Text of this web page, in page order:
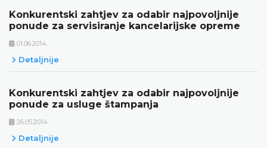
Konkurentski zahtjev za odabir najpovoljnije
ponude za servisiranje kancelarijske opreme
01.06.2014.
Detaljnije
Konkurentski zahtjev za odabir najpovoljnije
ponude za usluge štampanja
26.05.2014.
Detaljnije